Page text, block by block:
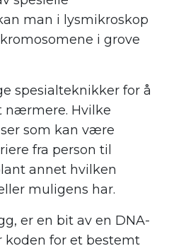
man i lysmikroskop
i grove
spesialteknikker for å
nærmere. Hvilke
som kan være
fra person til
annet hvilken
muligens har.
er en bit av en DNA-
koden for et bestemt